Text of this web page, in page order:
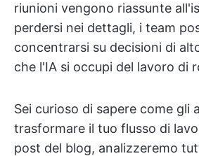
riunioni vengono riassunte
perdersi nei dettagli, i team
concentrarsi su decisioni di
che l'IA si occupi del lavoro di
Sei curioso di sapere come gli
trasformare il tuo flusso di
post del blog, analizzeremo